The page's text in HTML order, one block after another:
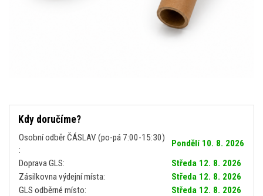
Kdy doručíme?
Osobní odběr ČÁSLAV (po-pá 7:00-15:30)
:
Pondělí 10. 8. 2026
Doprava GLS:
Středa 12. 8. 2026
Zásilkovna výdejní místa:
Středa 12. 8. 2026
GLS odběrné místo:
Středa 12. 8. 2026